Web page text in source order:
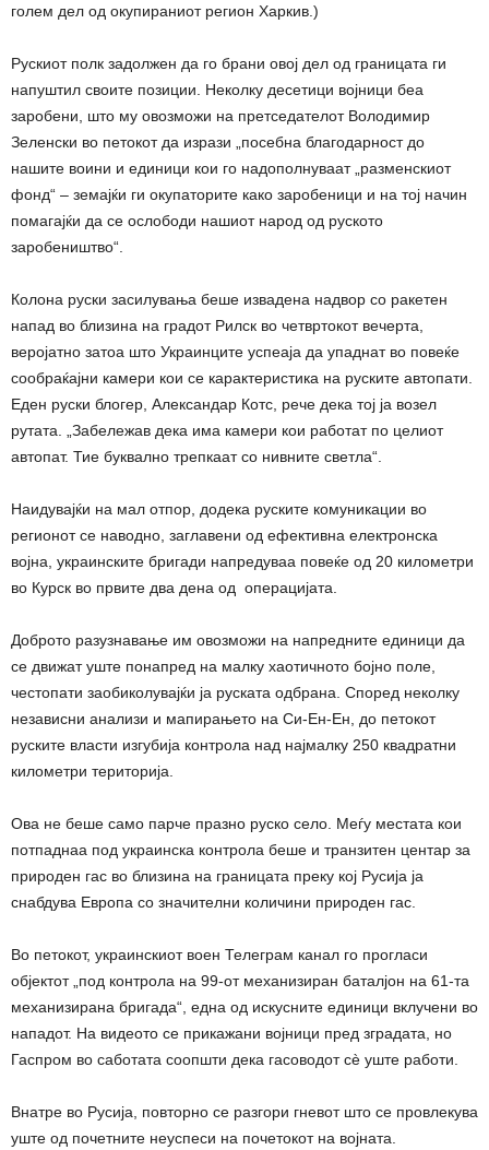
голем дел од окупираниот регион Харкив.)
Рускиот полк задолжен да го брани овој дел од границата ги
напуштил своите позиции. Неколку десетици војници беа
заробени, што му овозможи на претседателот Володимир
Зеленски во петокот да изрази „посебна благодарност до
нашите воини и единици кои го надополнуваат „разменскиот
фонд“ – земајќи ги окупаторите како заробеници и на тој начин
помагајќи да се ослободи нашиот народ од руското
заробеништво“.
Колона руски засилувања беше извадена надвор со ракетен
напад во близина на градот Рилск во четвртокот вечерта,
веројатно затоа што Украинците успеаја да упаднат во повеќе
сообраќајни камери кои се карактеристика на руските автопати.
Еден руски блогер, Александар Котс, рече дека тој ја возел
рутата. „Забележав дека има камери кои работат по целиот
автопат. Тие буквално трепкаат со нивните светла“.
Наидувајќи на мал отпор, додека руските комуникации во
регионот се наводно, заглавени од ефективна електронска
војна, украинските бригади напредуваа повеќе од 20 километри
во Курск во првите два дена од операцијата.
Доброто разузнавање им овозможи на напредните единици да
се движат уште понапред на малку хаотичното бојно поле,
честопати заобиколувајќи ја руската одбрана. Според неколку
независни анализи и мапирањето на Си-Ен-Ен, до петокот
руските власти изгубија контрола над најмалку 250 квадратни
километри територија.
Ова не беше само парче празно руско село. Меѓу местата кои
потпаднаа под украинска контрола беше и транзитен центар за
природен гас во близина на границата преку кој Русија ја
снабдува Европа со значителни количини природен гас.
Во петокот, украинскиот воен Телеграм канал го прогласи
објектот „под контрола на 99-от механизиран баталјон на 61-та
механизирана бригада“, една од искусните единици вклучени во
нападот. На видеото се прикажани војници пред зградата, но
Гаспром во саботата соопшти дека гасоводот сè уште работи.
Внатре во Русија, повторно се разгори гневот што се провлекува
уште од почетните неуспеси на почетокот на војната.